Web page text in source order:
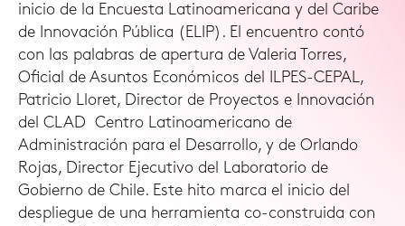
inicio de la Encuesta Latinoamericana y del Caribe
de Innovación Pública (ELIP). El encuentro contó
con las palabras de apertura de Valeria Torres,
Oficial de Asuntos Económicos del ILPES-CEPAL,
Patricio Lloret, Director de Proyectos e Innovación
del CLAD Centro Latinoamericano de
Administración para el Desarrollo, y de Orlando
Rojas, Director Ejecutivo del Laboratorio de
Gobierno de Chile. Este hito marca el inicio del
despliegue de una herramienta co-construida con